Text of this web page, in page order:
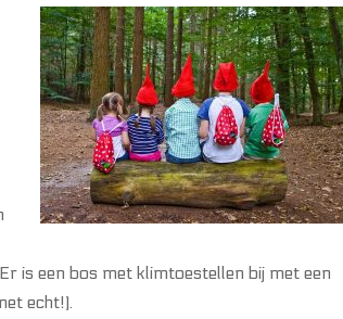
is een bos met klimtoestellen bij met een
echt!).